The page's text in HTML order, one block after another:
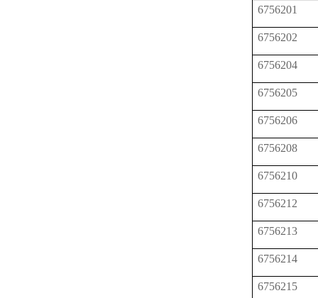
6756201
6756202
6756204
6756205
6756206
6756208
6756210
6756212
6756213
6756214
6756215